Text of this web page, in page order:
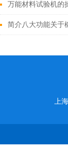
简介八大功能关于
上